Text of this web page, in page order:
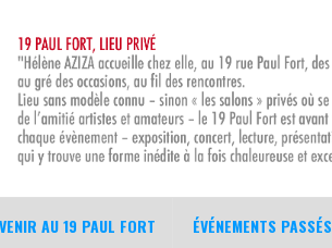
AU 19 PAUL FORT ÉVÉNEMENTS PASSÉS